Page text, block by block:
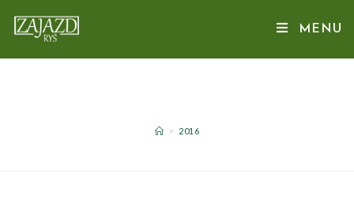
MENU
> 2016